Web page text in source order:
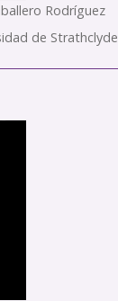
Rodríguez
de Strathclyde